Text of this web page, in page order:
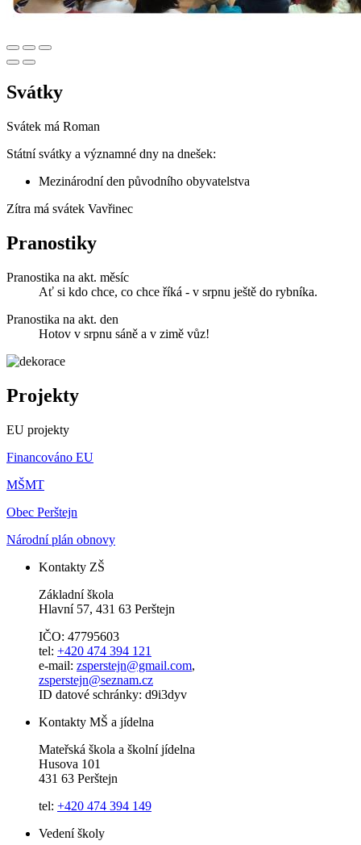
Svátky
Svátek má Roman
Státní svátky a významné dny na dnešek:
Mezinárodní den původního obyvatelstva
Zítra má svátek Vavřinec
Pranostiky
Pranostika na akt. měsíc
Ať si kdo chce, co chce říká - v srpnu ještě do rybníka.
Pranostika na akt. den
Hotov v srpnu sáně a v zimě vůz!
Projekty
EU projekty
Financováno EU
MŠMT
Obec Perštejn
Národní plán obnovy
Kontakty ZŠ
Základní škola
Hlavní 57, 431 63 Perštejn
IČO: 47795603
tel: +420 474 394 121
e-mail: zsperstejn@gmail.com,
zsperstejn@seznam.cz
ID datové schránky: d9i3dyv
Kontakty MŠ a jídelna
Mateřská škola a školní jídelna
Husova 101
431 63 Perštejn
tel: +420 474 394 149
Vedení školy